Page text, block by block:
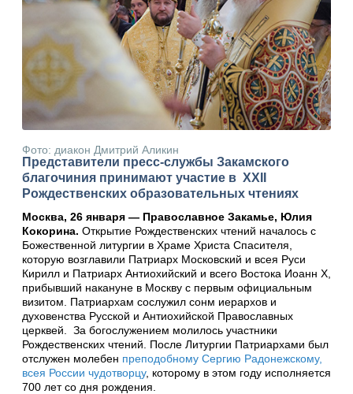
Фото: диакон Дмитрий Аликин
Представители пресс-службы Закамского
благочиния принимают участие в XXII
Рождественских образовательных чтениях
Москва, 26 января — Православное Закамье, Юлия
Кокорина. Открытие Рождественских чтений началось с
Божественной литургии в Храме Христа Спасителя,
которую возглавили Патриарх Московский и всея Руси
Кирилл и Патриарх Антиохийский и всего Востока Иоанн X,
прибывший накануне в Москву с первым официальным
визитом. Патриархам сослужил сонм иерархов и
духовенства Русской и Антиохийской Православных
церквей. За богослужением молилось участники
Рождественских чтений. После Литургии Патриархами был
отслужен молебен преподобному Сергию Радонежскому,
всея России чудотворцу, которому в этом году исполняется
700 лет со дня рождения.